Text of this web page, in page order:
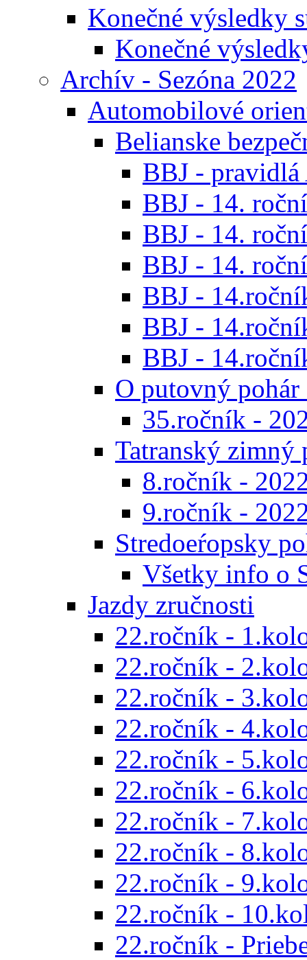
Konečné výsledky
Konečné
Archív - Sezóna 2022
Automobilové
Belianske
BBJ - pravidlá
BBJ - 14.
BBJ - 14.
BBJ - 14.
BBJ -
BBJ -
BBJ -
O putovný
35.ročník -
Tatranský zimný
8.ročník -
9.ročník -
Stredoeŕopsky
Všetky info o
Jazdy zručnosti
22.ročník -
22.ročník -
22.ročník -
22.ročník -
22.ročník -
22.ročník -
22.ročník -
22.ročník -
22.ročník -
22.ročník -
22.ročník -